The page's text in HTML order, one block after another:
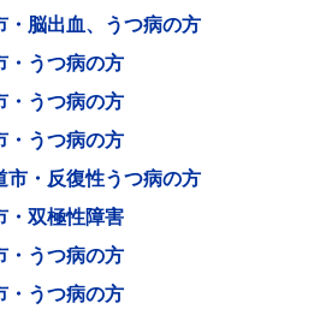
脳出血、うつ病の方
・うつ病の方
うつ病の方
うつ病の方
・反復性うつ病の方
双極性障害
うつ病の方
うつ病の方